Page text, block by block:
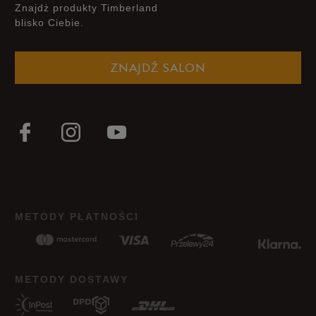
Znajdż produkty Timberland
blisko Ciebie.
ZNAJDŹ SALON
METODY PŁATNOŚCI
METODY DOSTAWY